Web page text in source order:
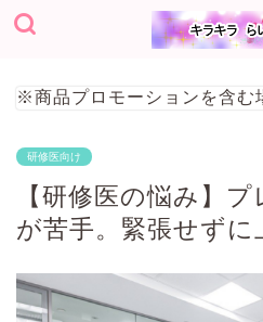
※商品プロモーションを含む
研修医向け
【研修医の悩み】
が苦手。緊張せずに